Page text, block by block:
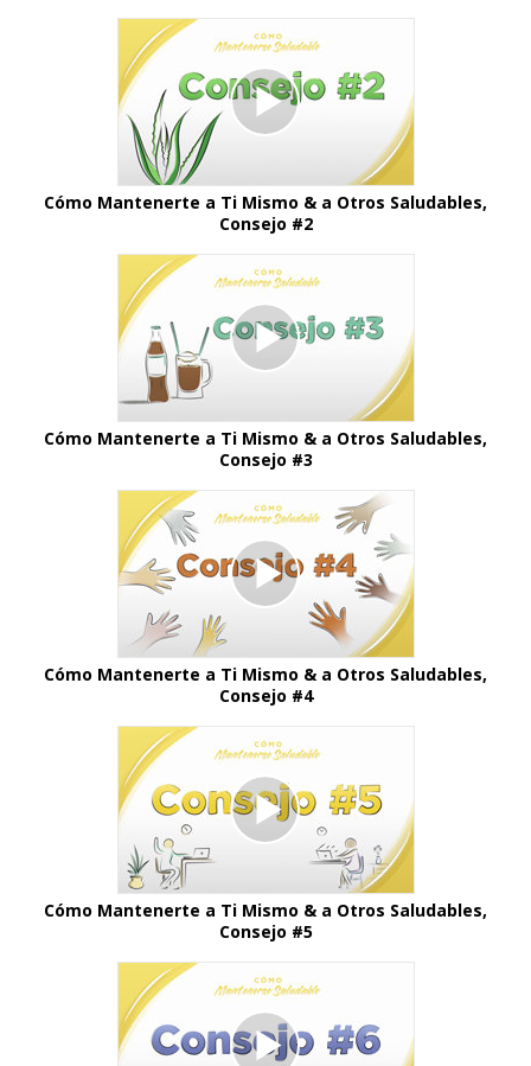
Cómo Mantenerte a Ti Mismo & a Otros Saludables,
Consejo #2
Cómo Mantenerte a Ti Mismo & a Otros Saludables,
Consejo #3
Cómo Mantenerte a Ti Mismo & a Otros Saludables,
Consejo #4
Cómo Mantenerte a Ti Mismo & a Otros Saludables,
Consejo #5